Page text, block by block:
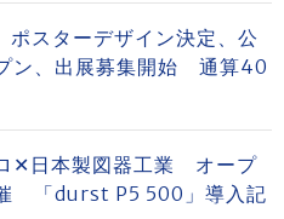
ポスターデザイン決定、公
ン、出展募集開始 通算40
✕日本製図器工業 オープ
「durst P5 500」導入記